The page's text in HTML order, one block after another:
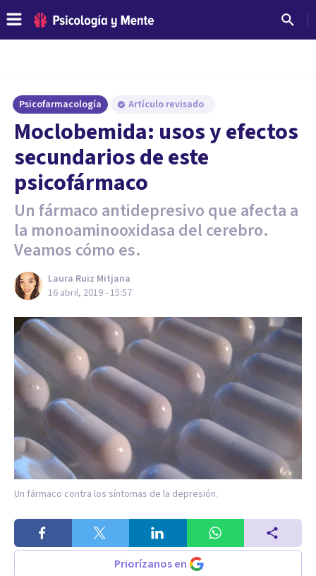
Psicofarmacología Artículo revisado
Moclobemida: usos y efectos
secundarios de este
psicofármaco
Un fármaco antidepresivo que afecta a
la monoaminooxidasa del cerebro.
Veamos cómo es.
Laura Ruiz Mitjana
16 abril, 2019 - 15:57
Un fármaco contra los síntomas de la depresión.
Priorízanos en